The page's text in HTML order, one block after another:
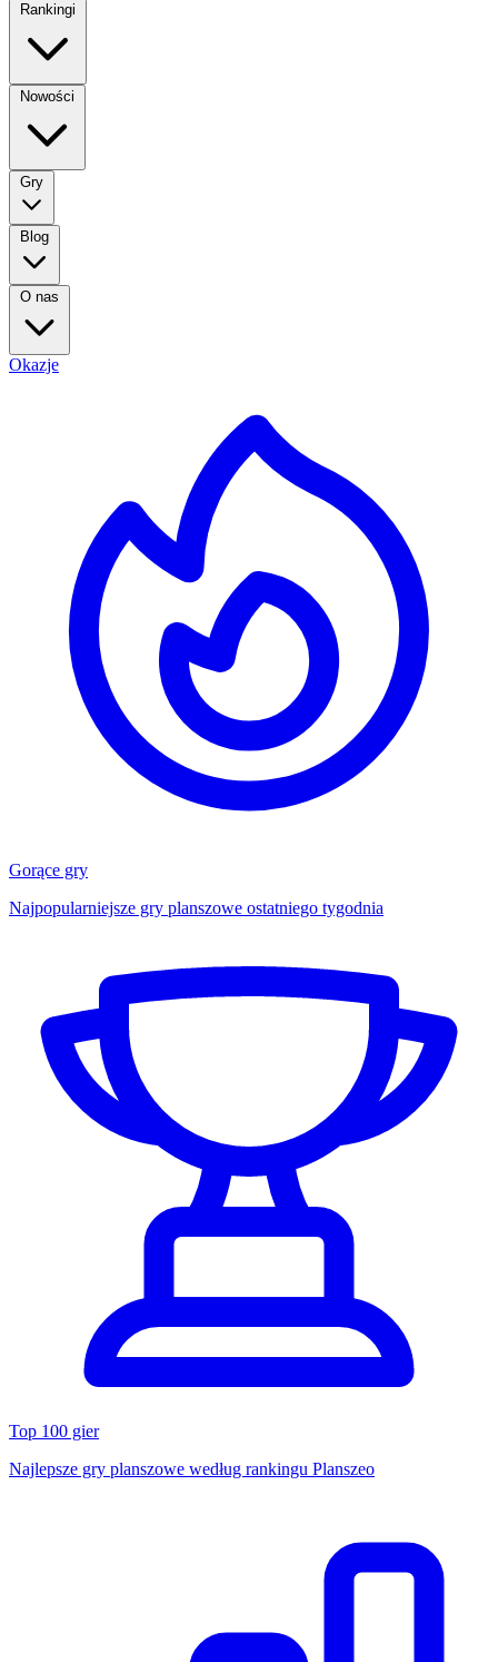
Rankingi
Nowości
Gry
Blog
O nas
Okazje
Gorące gry
Najpopularniejsze gry planszowe ostatniego tygodnia
Top 100 gier
Najlepsze gry planszowe według rankingu Planszeo